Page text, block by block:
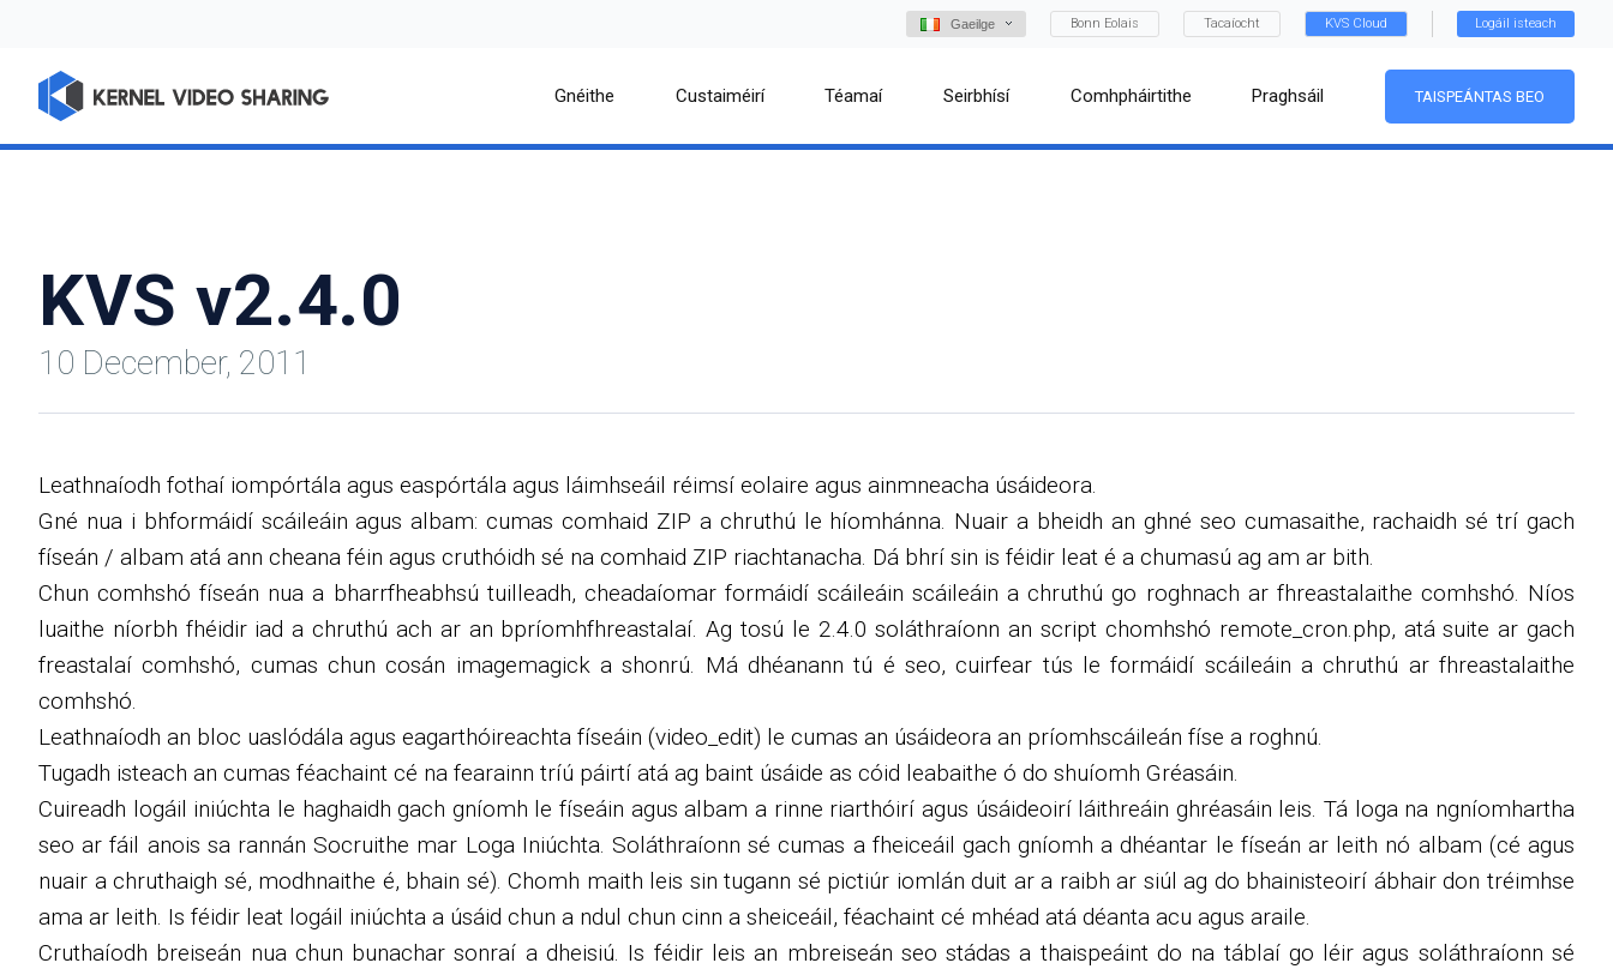
Gaeilge Bonn Eolais Tacaíocht KVS Cloud Logáil isteach
Gnéithe Custaiméirí Téamaí Seirbhísí Comhpháirtithe Praghsáil TAISPEÁNTAS BEO
KVS v2.4.0
10 December, 2011
Leathnaíodh fothaí iompórtála agus easpórtála agus láimhseáil réimsí eolaire agus ainmneacha úsáideora.
Gné nua i bhformáidí scáileáin agus albam: cumas comhaid ZIP a chruthú le híomhánna. Nuair a bheidh an ghné seo cumasaithe, rachaidh sé trí gach
físeán / albam atá ann cheana féin agus cruthóidh sé na comhaid ZIP riachtanacha. Dá bhrí sin is féidir leat é a chumasú ag am ar bith.
Chun comhshó físeán nua a bharrfheabhsú tuilleadh, cheadaíomar formáidí scáileáin scáileáin a chruthú go roghnach ar fhreastalaithe comhshó. Níos
luaithe níorbh fhéidir iad a chruthú ach ar an bpríomhfhreastalaí. Ag tosú le 2.4.0 soláthraíonn an script chomhshó remote_cron.php, atá suite ar gach
freastalaí comhshó, cumas chun cosán imagemagick a shonrú. Má dhéanann tú é seo, cuirfear tús le formáidí scáileáin a chruthú ar fhreastalaithe
comhshó.
Leathnaíodh an bloc uaslódála agus eagarthóireachta físeáin (video_edit) le cumas an úsáideora an príomhscáileán físe a roghnú.
Tugadh isteach an cumas féachaint cé na fearainn tríú páirtí atá ag baint úsáide as cóid leabaithe ó do shuíomh Gréasáin.
Cuireadh logáil iniúchta le haghaidh gach gníomh le físeáin agus albam a rinne riarthóirí agus úsáideoirí láithreáin ghréasáin leis. Tá loga na ngníomhartha
seo ar fáil anois sa rannán Socruithe mar Loga Iniúchta. Soláthraíonn sé cumas a fheiceáil gach gníomh a dhéantar le físeán ar leith nó albam (cé agus
nuair a chruthaigh sé, modhnaithe é, bhain sé). Chomh maith leis sin tugann sé pictiúr iomlán duit ar a raibh ar siúl ag do bhainisteoirí ábhair don tréimhse
ama ar leith. Is féidir leat logáil iniúchta a úsáid chun a ndul chun cinn a sheiceáil, féachaint cé mhéad atá déanta acu agus araile.
Cruthaíodh breiseán nua chun bunachar sonraí a dheisiú. Is féidir leis an mbreiseán seo stádas a thaispeáint do na táblaí go léir agus soláthraíonn sé